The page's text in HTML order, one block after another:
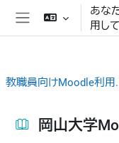
メインコンテンツへスキ
サイドパネル
あな
用し
岡山大学